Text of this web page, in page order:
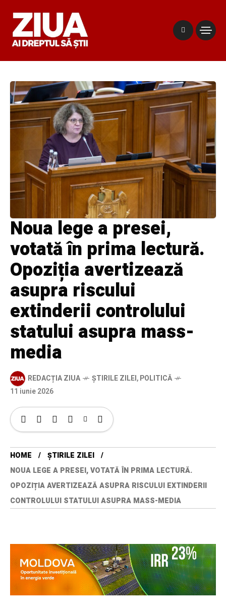
Noua lege a presei,
votată în prima lectură.
Opoziția avertizează
asupra riscului
extinderii controlului
statului asupra mass-
media
REDACȚIA ZIUA ȘTIRILE ZILEI,POLITICĂ
11 iunie 2026
HOME
ȘTIRILE ZILEI
NOUA LEGE A PRESEI, VOTATĂ ÎN PRIMA LECTURĂ.
OPOZIȚIA AVERTIZEAZĂ ASUPRA RISCULUI EXTINDERII
CONTROLULUI STATULUI ASUPRA MASS-MEDIA